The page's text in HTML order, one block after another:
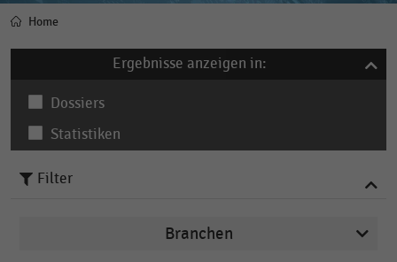
Pfadnavigation
Home
Ergebnisse anzeigen in:
Dossiers
Statistiken
Filter
Branchen